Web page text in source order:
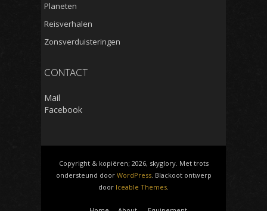
Planeten
Reisverhalen
Zonsverduisteringen
CONTACT
Mail
Facebook
Copyright & kopiëren; 2026, skyglory. Met trots
ondersteund door WordPress. Blackoot ontwerp
door Iceable Themes.